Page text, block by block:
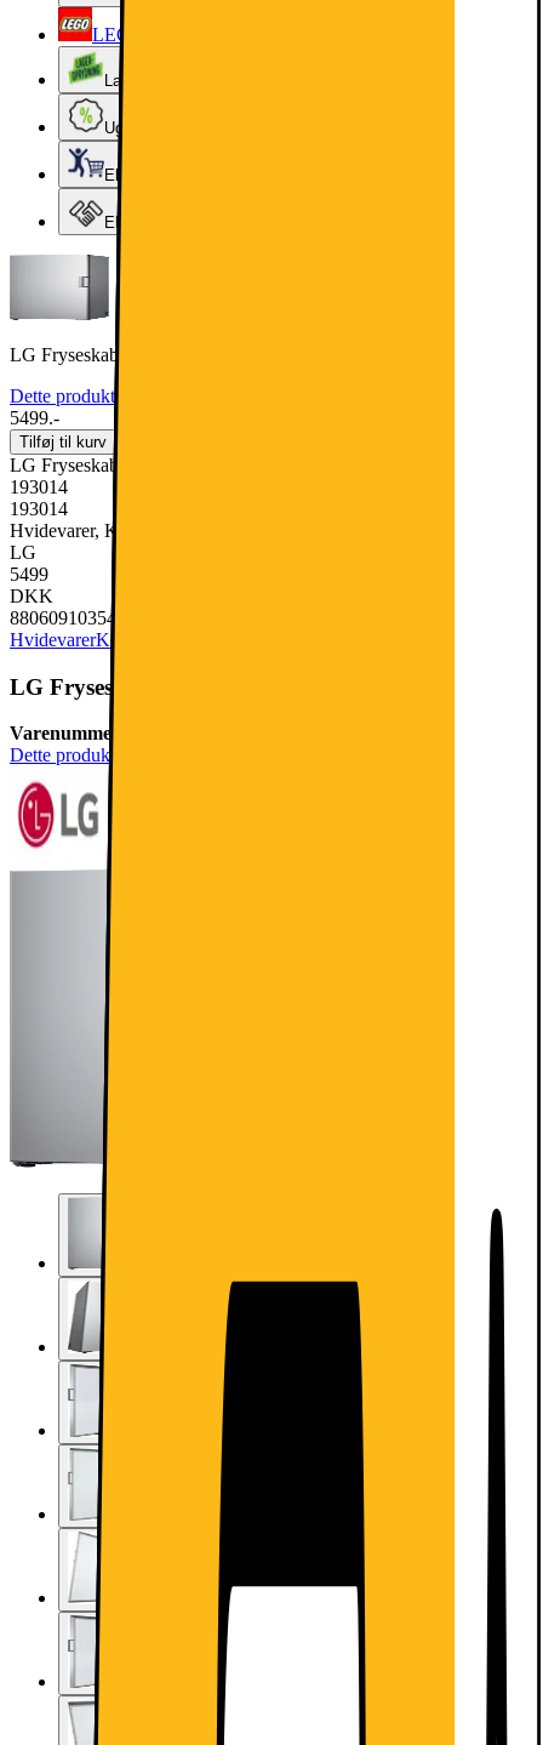
LEGO
Lageroprydning
Ugens tilbud - og andre gode priser
Elgigantens Kundeklub
Elgiganten Erhverv
LG Fryseskab GFT41PZGSZ (rustfrit stål)
Dette produkt er blevet bedømt til 4.7 ud af 5 stjerner.
5499.-
Tilføj til kurv
LG Fryseskab GFT41PZGSZ (rustfrit stål)
193014
193014
Hvidevarer, Køleskabe & Fryseskabe, Skabsfryser
LG
5499
DKK
8806091035417
HvidevarerKøleskabe & Fryseskabe
LG Fryseskab GFT41PZGSZ (rustfrit stål)
Varenummer:
Dette produkt er blevet bedømt til 4.7 ud af 5 stjerner.